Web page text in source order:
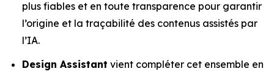
plus fiables et en toute transparence pour garantir
l’origine et la traçabilité des contenus assistés par
l’IA.
Design Assistant vient compléter cet ensemble en